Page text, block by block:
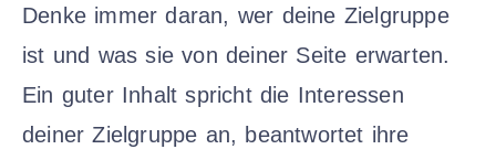
Denke immer daran, wer deine Zielgruppe
ist und was sie von deiner Seite erwarten.
Ein guter Inhalt spricht die Interessen
deiner Zielgruppe an, beantwortet ihre